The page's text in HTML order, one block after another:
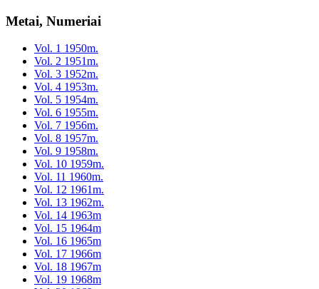
Metai, Numeriai
Vol. 1 1950m.
Vol. 2 1951m.
Vol. 3 1952m.
Vol. 4 1953m.
Vol. 5 1954m.
Vol. 6 1955m.
Vol. 7 1956m.
Vol. 8 1957m.
Vol. 9 1958m.
Vol. 10 1959m.
Vol. 11 1960m.
Vol. 12 1961m.
Vol. 13 1962m.
Vol. 14 1963m
Vol. 15 1964m
Vol. 16 1965m
Vol. 17 1966m
Vol. 18 1967m
Vol. 19 1968m